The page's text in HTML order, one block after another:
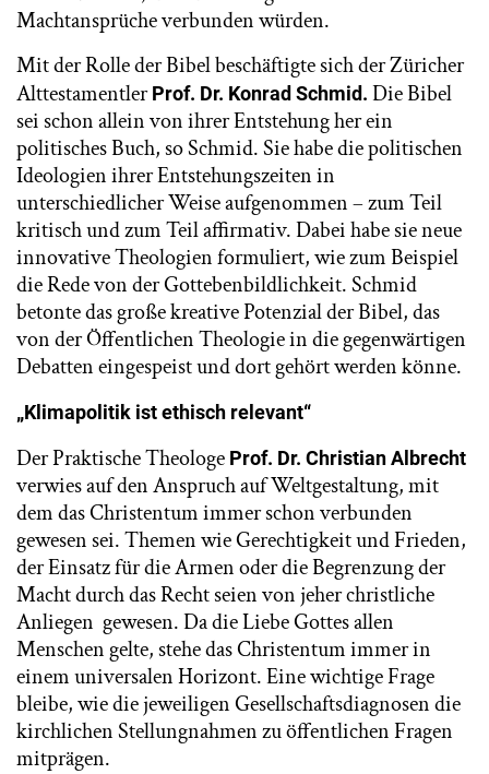
Machtansprüche verbunden würden.
Mit der Rolle der Bibel beschäftigte sich der Züricher
AlttestamentlerProf. Dr. Konrad Schmid. Die Bibel
sei schon allein von ihrer Entstehung her ein
politisches Buch, so Schmid. Sie habe die politischen
Ideologien ihrer Entstehungszeiten in
unterschiedlicher Weise aufgenommen – zum Teil
kritisch und zum Teil affirmativ. Dabei habe sie neue
innovative Theologien formuliert, wie zum Beispiel
die Rede von der Gottebenbildlichkeit. Schmid
betonte das große kreative Potenzial der Bibel, das
von der Öffentlichen Theologie in die gegenwärtigen
Debatten eingespeist und dort gehört werden könne.
„Klimapolitik ist ethisch relevant“
Der Praktische Theologe Prof. Dr. Christian Albrecht
verwies auf den Anspruch auf Weltgestaltung, mit
dem das Christentum immer schon verbunden
gewesen sei. Themen wie Gerechtigkeit und Frieden,
der Einsatz für die Armen oder die Begrenzung der
Macht durch das Recht seien von jeher christliche
Anliegen gewesen. Da die Liebe Gottes allen
Menschen gelte, stehe das Christentum immer in
einem universalen Horizont. Eine wichtige Frage
bleibe, wie die jeweiligen Gesellschaftsdiagnosen die
kirchlichen Stellungnahmen zu öffentlichen Fragen
mitprägen.